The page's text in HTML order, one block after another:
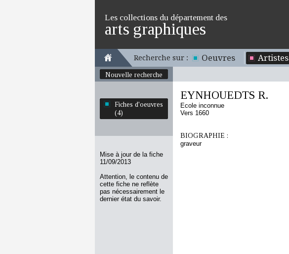
Les collections du département des
arts graphiques
Recherche sur : Oeuvres Artistes
Nouvelle recherche
Fiches d'oeuvres
(4)
Mise à jour de la fiche
11/09/2013
Attention, le contenu de
cette fiche ne reflète
pas nécessairement le
dernier état du savoir.
EYNHOUEDTS R.
Ecole inconnue
Vers 1660
BIOGRAPHIE :
graveur